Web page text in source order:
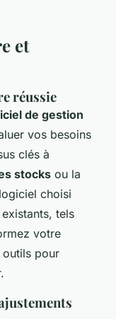
et
réussie
de gestion
vos besoins
clés à
stocks ou la
choisi
tels
votre
outils pour